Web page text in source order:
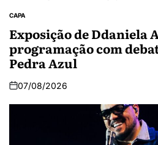
CAPA
Exposição de Ddaniela
programação com
Pedra Azul
07/08/2026